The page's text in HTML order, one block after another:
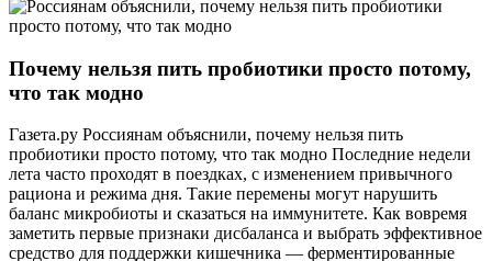
Почему нельзя пить пробиотики просто потому,
что так модно
Газета.ру Россиянам объяснили, почему нельзя пить
пробиотики просто потому, что так модно Последние недели
лета часто проходят в поездках, с изменением привычного
рациона и режима дня. Такие перемены могут нарушить
баланс микробиоты и сказаться на иммунитете. Как вовремя
заметить первые признаки дисбаланса и выбрать эффективное
средство для поддержки кишечника — ферментированные